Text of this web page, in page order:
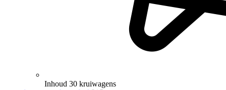
Inhoud 30 kruiwagens